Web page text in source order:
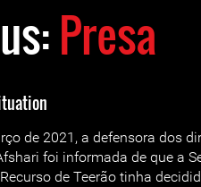
Presa
de 2021, a defensora dos
foi informada de que a
de Teerão tinha